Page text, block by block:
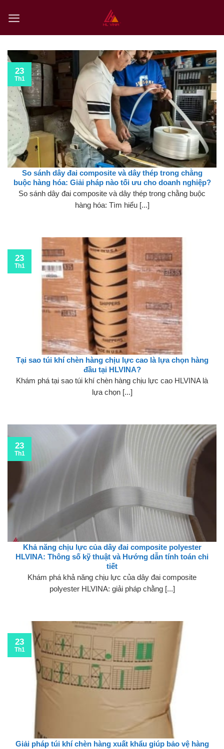
content
So sánh dây đai composite và dây thép trong chằng
buộc hàng hóa: Giải pháp nào tối ưu cho doanh nghiệp?
So sánh dây đai composite và dây thép trong chằng buộc
hàng hóa: Tìm hiểu [...]
23
Th1
Tại sao túi khí chèn hàng chịu lực cao là lựa chọn hàng
đầu tại HLVINA?
Khám phá tại sao túi khí chèn hàng chịu lực cao HLVINA là
lựa chọn [...]
23
Th1
Khả năng chịu lực của dây đai composite polyester
HLVINA: Thông số kỹ thuật và Hướng dẫn tính toán chi
tiết
Khám phá khả năng chịu lực của dây đai composite
polyester HLVINA: giải pháp chằng [...]
23
Th1
Giải pháp túi khí chèn hàng xuất khẩu giúp bảo vệ hàng
23
Th1